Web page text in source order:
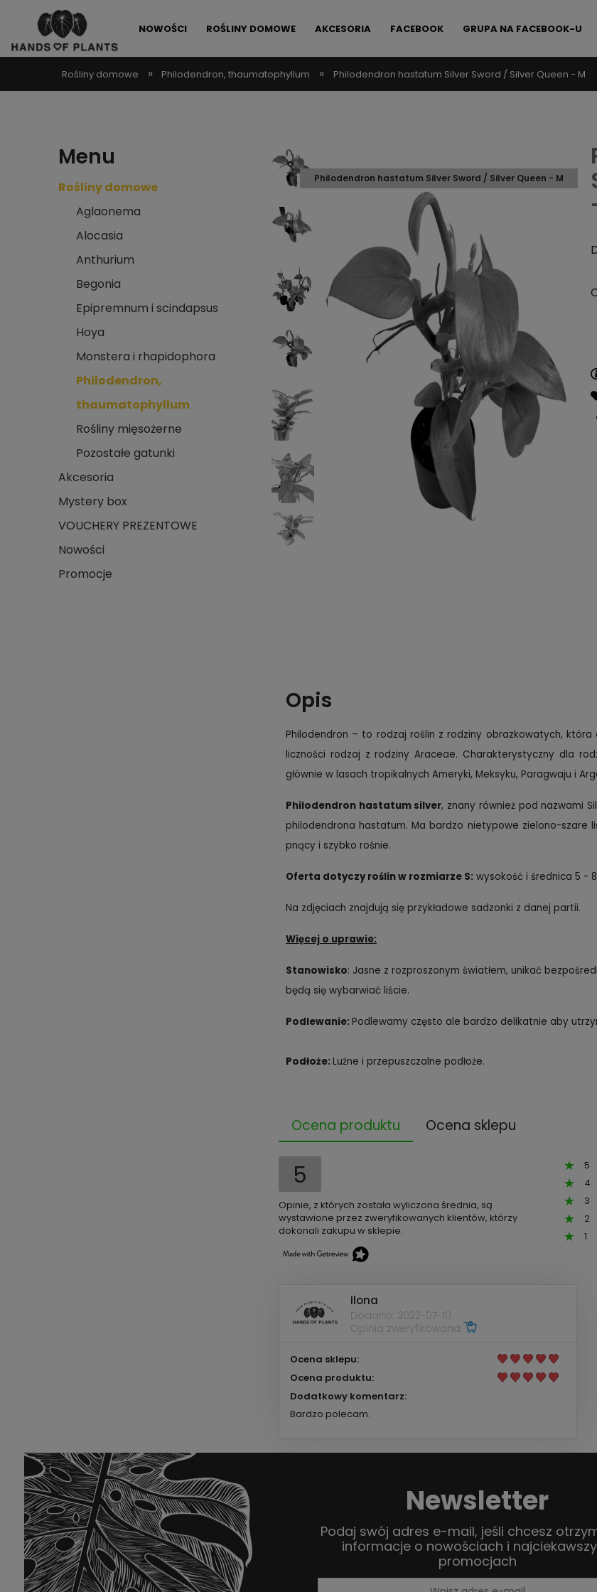
NOWOŚCI ROŚLINY DOMOWE AKCESORIA FACEBOOK GRUPA NA FACEBOOK-U
ALLEGRO LOKALNIE PROMOCJE FAQ KONTAKT
Rośliny domowe » Philodendron, thaumatophyllum » Philodendron hastatum Silver Sword / Silver Queen - M
Menu
Rośliny domowe
Aglaonema
Alocasia
Anthurium
Begonia
Epipremnum i scindapsus
Hoya
Monstera i rhapidophora
Philodendron,
thaumatophyllum
Rośliny mięsożerne
Pozostałe gatunki
Akcesoria
Mystery box
VOUCHERY PREZENTOWE
Nowości
Promocje
Philodendron hastatum Silver Sword / Silver Queen - M
Opis
Philodendron – to rodzaj roślin z rodziny obrazkowatych,
liczności rodzaj z rodziny Araceae. Charakterystyczny dla
głównie w lasach tropikalnych Ameryki, Meksyku, Paragwaju i
Philodendron hastatum silver, znany również pod nazwami
philodendrona hastatum. Ma bardzo nietypowe zielono-szare
pnący i szybko rośnie.
Oferta dotyczy roślin w rozmiarze S: wysokość i średnica 5 -
Na zdjęciach znajdują się przykładowe sadzonki z danej partii.
Więcej o uprawie:
Stanowisko: Jasne z rozproszonym światłem, unikać
będą się wybarwiać liście.
Podlewanie: Podlewamy często ale bardzo delikatnie aby
Podłoże: Luźne i przepuszczalne podłoże.
Ocena produktu Ocena sklepu
5
Opinie, z których została wyliczona średnia, są
wystawione przez zweryfikowanych klientów, którzy
dokonali zakupu w sklepie.
5
4
3
2
1
Ilona
Dodano: 2022-07-10
Opinia zweryfikowana
Ocena sklepu:
Ocena produktu:
Dodatkowy komentarz:
Bardzo polecam.
Newsletter
Podaj swój adres e-mail, jeśli chcesz
informacje o nowościach i
promocjach